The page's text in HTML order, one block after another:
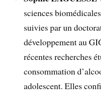
sciences
suivies par un
développement au
récentes recherches
consommation
adolescent. Elles